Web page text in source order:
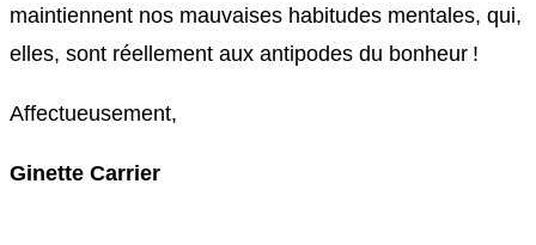
maintiennent nos mauvaises habitudes mentales, qui,
elles, sont réellement aux antipodes du bonheur !
Affectueusement,
Ginette Carrier